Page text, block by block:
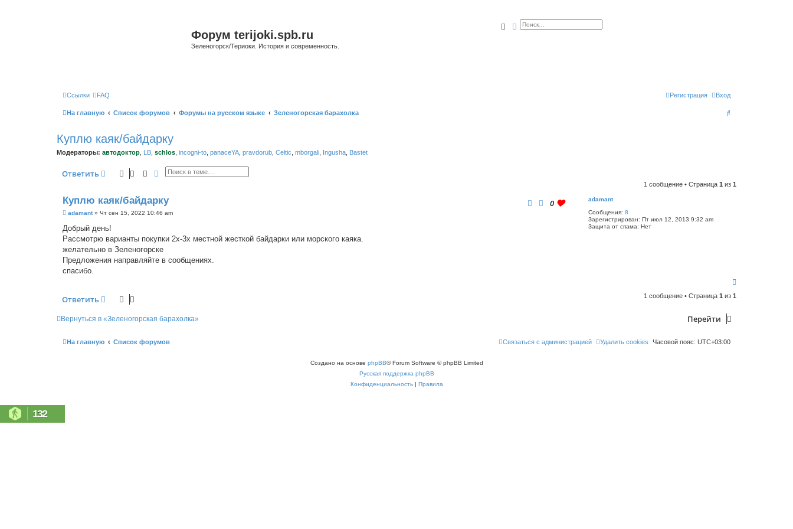
Форум terijoki.spb.ru
Зеленогорск/Териоки. История и современность.
ПоискРасширенный поиск
Ссылки FAQ Вход
Регистрация
На главную Список форумов Форумы на русском языке Зеленогорская барахолка
П
Куплю каяк/байдарку
Модераторы: автодоктор LB schlos incogni-to panaceYA pravdorub Celtic mborgali Ingusha Bastet
Ответить ПоискРасширенный поиск
1 сообщение • Страница 1 из 1
adamant
Сообщения: 8
Зарегистрирован: Пт июл 12, 2013 9:32 am
Защита от спама: Нет
Куплю каяк/байдарку 0
С
о
б
щ
е
и
е
adamant» Чт сен 15, 2022 10:46 am
Добрый день!
Рассмотрю варианты покупки 2х-3х местной жесткой байдарки или морского каяка.
желательно в Зеленогорске
Предложения направляйте в сообщениях.
спасибо.
р
Ответить 1 сообщение • Страница 1 из 1
Вернуться в «Зеленогорская барахолка» Перейти
На главную Список форумов Часовой пояс: UTC+03:00
Удалить cookies
Связаться с администрацией
Создано на основе phpBB® Forum Software © phpBB Limited
Русская поддержка phpBB
Конфиденциальность| Правила
132